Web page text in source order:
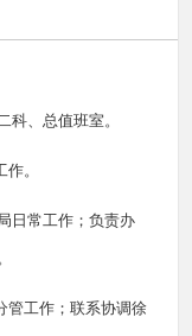
科、总值班室。
。
日常工作；负责办
工作；联系协调徐